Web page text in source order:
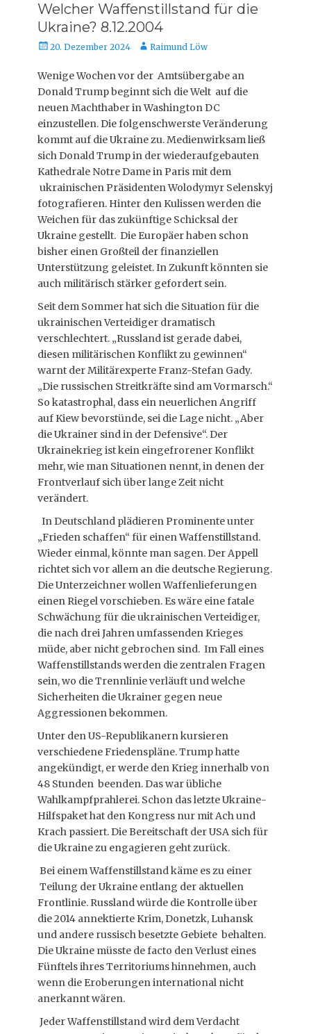
Welcher Waffenstillstand für die
Ukraine? 8.12.2004
Veröffentlicht
20. Dezember 2024 AutorRaimund Löw
Wenige Wochen vor der Amtsübergabe an
Donald Trump beginnt sich die Welt auf die
neuen Machthaber in Washington DC
einzustellen. Die folgenschwerste Veränderung
kommt auf die Ukraine zu. Medienwirksam ließ
sich Donald Trump in der wiederaufgebauten
Kathedrale Notre Dame in Paris mit dem
ukrainischen Präsidenten Wolodymyr Selenskyj
fotografieren. Hinter den Kulissen werden die
Weichen für das zukünftige Schicksal der
Ukraine gestellt. Die Europäer haben schon
bisher einen Großteil der finanziellen
Unterstützung geleistet. In Zukunft könnten sie
auch militärisch stärker gefordert sein.
Seit dem Sommer hat sich die Situation für die
ukrainischen Verteidiger dramatisch
verschlechtert. „Russland ist gerade dabei,
diesen militärischen Konflikt zu gewinnen“
warnt der Militärexperte Franz-Stefan Gady.
„Die russischen Streitkräfte sind am Vormarsch.“
So katastrophal, dass ein neuerlichen Angriff
auf Kiew bevorstünde, sei die Lage nicht. „Aber
die Ukrainer sind in der Defensive“. Der
Ukrainekrieg ist kein eingefrorener Konflikt
mehr, wie man Situationen nennt, in denen der
Frontverlauf sich über lange Zeit nicht
verändert.
In Deutschland plädieren Prominente unter
„Frieden schaffen“ für einen Waffenstillstand.
Wieder einmal, könnte man sagen. Der Appell
richtet sich vor allem an die deutsche Regierung.
Die Unterzeichner wollen Waffenlieferungen
einen Riegel vorschieben. Es wäre eine fatale
Schwächung für die ukrainischen Verteidiger,
die nach drei Jahren umfassenden Krieges
müde, aber nicht gebrochen sind. Im Fall eines
Waffenstillstands werden die zentralen Fragen
sein, wo die Trennlinie verläuft und welche
Sicherheiten die Ukrainer gegen neue
Aggressionen bekommen.
Unter den US-Republikanern kursieren
verschiedene Friedenspläne. Trump hatte
angekündigt, er werde den Krieg innerhalb von
48 Stunden beenden. Das war übliche
Wahlkampfprahlerei. Schon das letzte Ukraine-
Hilfspaket hat den Kongress nur mit Ach und
Krach passiert. Die Bereitschaft der USA sich für
die Ukraine zu engagieren geht zurück.
Bei einem Waffenstillstand käme es zu einer
Teilung der Ukraine entlang der aktuellen
Frontlinie. Russland würde die Kontrolle über
die 2014 annektierte Krim, Donetzk, Luhansk
und andere russisch besetzte Gebiete behalten.
Die Ukraine müsste de facto den Verlust eines
Fünftels ihres Territoriums hinnehmen, auch
wenn die Eroberungen international nicht
anerkannt wären.
Jeder Waffenstillstand wird dem Verdacht